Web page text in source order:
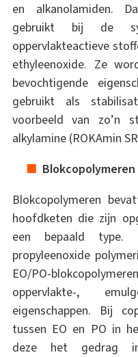
en alkanolamiden.
gebruikt bij de
oppervlakteactieve
ethyleenoxide. Ze
bevochtigende
gebruikt als
voorbeeld van zo’n
alkylamine (ROKAmin
Blokcopolymeren
Blokcopolymeren
hoofdketen die zijn
een bepaald type.
propyleenoxide
EO/PO-
oppervlakte-,
eigenschappen. Bij
tussen EO en PO in
deze het gedrag